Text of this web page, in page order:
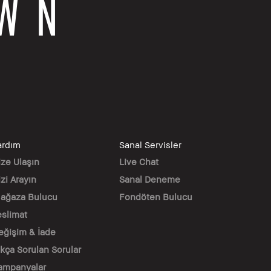
Ulaşın
Arayın
Bulucu
& İade
Sorulan Sorular
Sanal Servisler
Live Chat
Sanal Deneme
Fondöten Bulucu